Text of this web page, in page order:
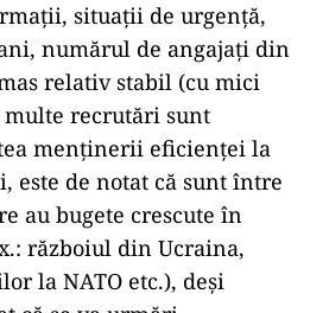
situații de urgență,
numărul de angajați din
relativ stabil (cu mici
recrutări sunt
menținerii eficienței la
este de notat că sunt între
au bugete crescute în
războiul din Ucraina,
la NATO etc.), deși